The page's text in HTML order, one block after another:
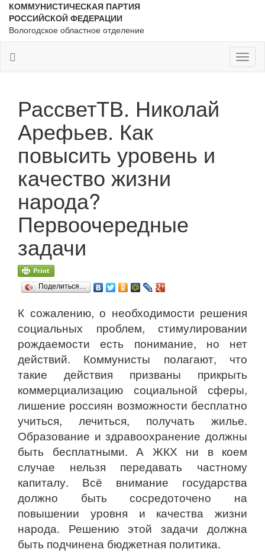
КОММУНИСТИЧЕСКАЯ ПАРТИЯ
РОССИЙСКОЙ ФЕДЕРАЦИИ
Вологодское областное отделение
РассветТВ. Николай
Арефьев. Как
повысить уровень и
качество жизни
народа?
Первоочередные
задачи
Поделиться…
К сожалению, о необходимости решения
социальных проблем, стимулировании
рождаемости есть понимание, но нет
действий. Коммунисты полагают, что
такие действия призваны прикрыть
коммерциализацию социальной сферы,
лишение россиян возможности бесплатно
учиться, лечиться, получать жилье.
Образование и здравоохранение должны
быть бесплатными. А ЖКХ ни в коем
случае нельзя передавать частному
капиталу. Всё внимание государства
должно быть сосредоточено на
повышении уровня и качества жизни
народа. Решению этой задачи должна
быть подчинена бюджетная политика.